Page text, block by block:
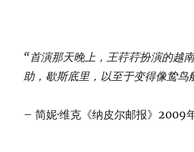
“首演那天晚上，王荇荇扮演的越
助，歇斯底里，以至于变得像鸷鸟
– 简妮·维克《纳皮尔邮报》2009